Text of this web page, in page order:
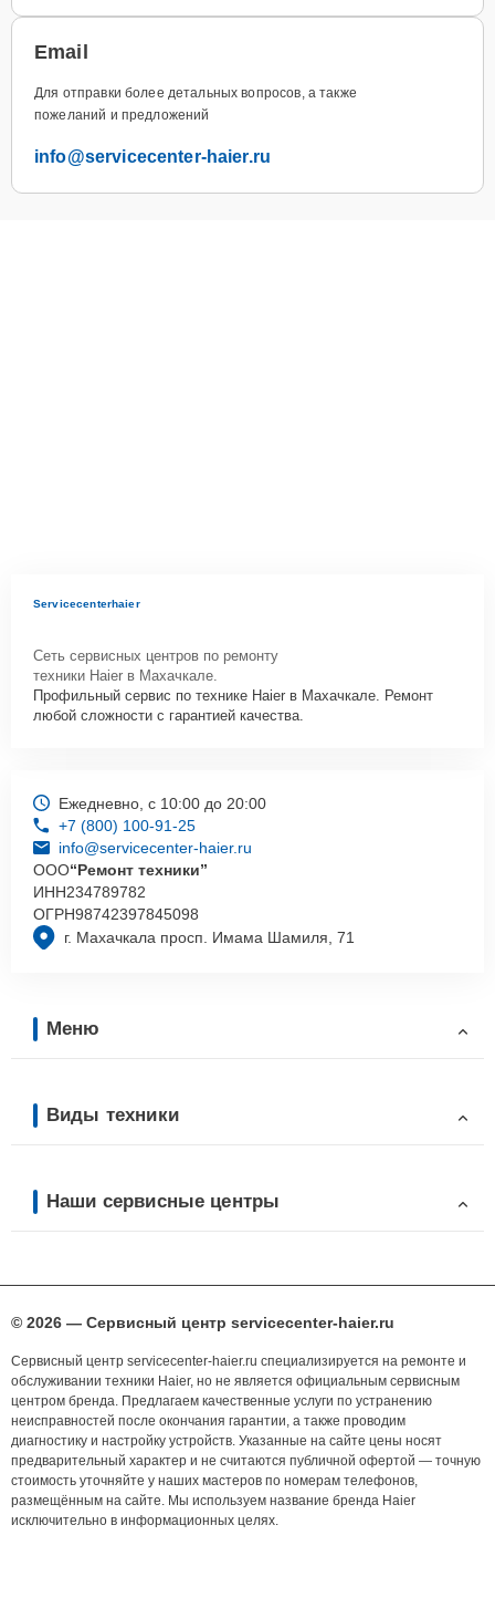
Email
Для отправки более детальных вопросов, а также
пожеланий и предложений
info@servicecenter-haier.ru
Servicecenterhaier
Сеть сервисных центров по ремонту
техники Haier в Махачкале.
Профильный сервис по технике Haier в Махачкале. Ремонт
любой сложности с гарантией качества.
г. Махачкала просп. Имама Шамиля, 71
Ежедневно, с 10:00 до 20:00
+7 (800) 100-91-25
info@servicecenter-haier.ru
ООО“Ремонт техники”
ИНН234789782
ОГРН98742397845098
Меню
Виды техники
Наши сервисные центры
© 2026 — Сервисный центр servicecenter-haier.ru
Сервисный центр servicecenter-haier.ru специализируется на ремонте и
обслуживании техники Haier, но не является официальным сервисным
центром бренда. Предлагаем качественные услуги по устранению
неисправностей после окончания гарантии, а также проводим
диагностику и настройку устройств. Указанные на сайте цены носят
предварительный характер и не считаются публичной офертой — точную
стоимость уточняйте у наших мастеров по номерам телефонов,
размещённым на сайте. Мы используем название бренда Haier
исключительно в информационных целях.